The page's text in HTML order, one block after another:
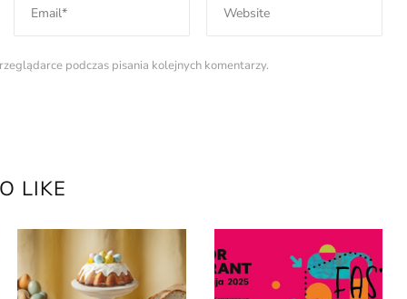
podczas pisania kolejnych komentarzy.
LIKE